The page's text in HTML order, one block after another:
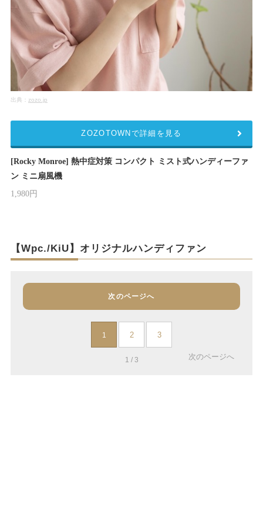
出典： zozo.jp
[Rocky Monroe] 熱中症対策 コンパクト ミスト式ハンディーファ
ン ミニ扇風機
1,980円
ZOZOTOWNで詳細を見る
【Wpc./KiU】オリジナルハンディファン
次のページへ
1 2 3
1 / 3 次のページへ